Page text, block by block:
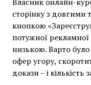
сторінку з довгими
кнопкою
потужної рекламної
низькою. Варто
офер угору,
докази – і кількість